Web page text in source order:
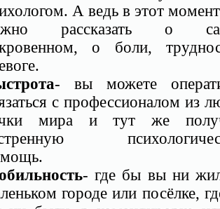
А ведь в этот
рассказать о
о боли,
- вы можете
с профессионалом из
мира и тут же
- где бы вы ни
городе или посёлке,